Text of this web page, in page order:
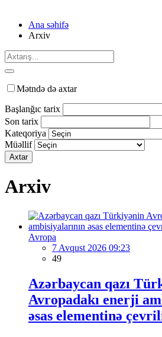
Ana səhifə
Arxiv
Mətndə də axtar
Başlanğıc tarix
Son tarix
Kateqoriya
Müəllif
Axtar
Arxiv
Avropa
7 Avqust 2026 09:23
49
Azərbaycan qazı
Avropadakı enerji
əsas elementinə